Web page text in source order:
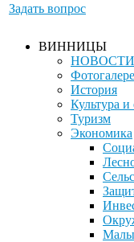
Задать вопрос
ВИННИЦЫ
НОВОСТИ
История
Культура и
Туризм
Экономика